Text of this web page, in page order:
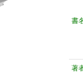
書
著